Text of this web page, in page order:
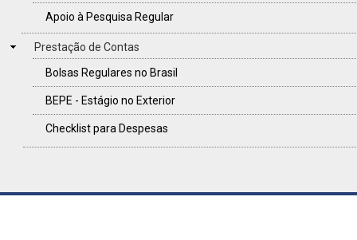
Apoio à Pesquisa Regular
Prestação de Contas
Bolsas Regulares no Brasil
BEPE - Estágio no Exterior
Checklist para Despesas